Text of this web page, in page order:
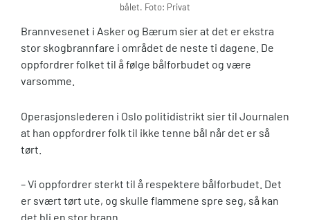
bålet. Foto: Privat
Brannvesenet i Asker og Bærum sier at det er ekstra
stor skogbrannfare i området de neste ti dagene. De
oppfordrer folket til å følge bålforbudet og være
varsomme.
Operasjonslederen i Oslo politidistrikt sier til Journalen
at han oppfordrer folk til ikke tenne bål når det er så
tørt.
– Vi oppfordrer sterkt til å respektere bålforbudet. Det
er svært tørt ute, og skulle flammene spre seg, så kan
det bli en stor brann.